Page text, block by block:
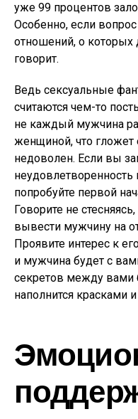
уже 99 процентов
Особенно, если
отношений, о которых
говорит.
Ведь сексуальные
считаются чем-то
не каждый мужчина
женщиной, что гложет
недоволен. Если вы
попробуйте первой
Говорите не
вывести мужчину на
Проявите интерес к
и мужчина будет с
секретов между вами
наполнится красками